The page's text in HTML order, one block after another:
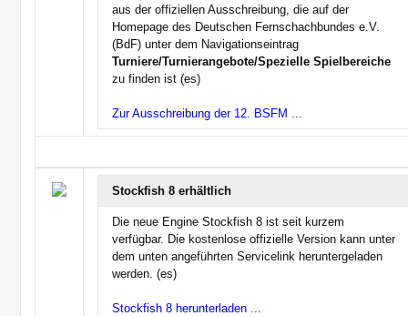
aus der offiziellen Ausschreibung, die auf der
Homepage des Deutschen Fernschachbundes e.V.
(BdF) unter dem Navigationseintrag
Turniere/Turnierangebote/Spezielle Spielbereiche
zu finden ist (es)
Zur Ausschreibung der 12. BSFM ...
Stockfish 8 erhältlich
Die neue Engine Stockfish 8 ist seit kurzem
verfügbar. Die kostenlose offizielle Version kann unter
dem unten angeführten Servicelink heruntergeladen
werden. (es)
Stockfish 8 herunterladen ...